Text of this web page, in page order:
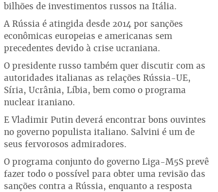
bilhões de investimentos russos na Itália.
A Rússia é atingida desde 2014 por sanções
econômicas europeias e americanas sem
precedentes devido à crise ucraniana.
O presidente russo também quer discutir com as
autoridades italianas as relações Rússia-UE,
Síria, Ucrânia, Líbia, bem como o programa
nuclear iraniano.
E Vladimir Putin deverá encontrar bons ouvintes
no governo populista italiano. Salvini é um de
seus fervorosos admiradores.
O programa conjunto do governo Liga-M5S prevê
fazer todo o possível para obter uma revisão das
sanções contra a Rússia, enquanto a resposta